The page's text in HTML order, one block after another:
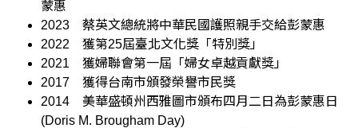
蒙惠
2023
蔡英文總統將中華民國護照親手交給彭蒙惠
2022
獲第25屆臺北文化獎「特別獎」
2021
獲婦聯會第一屆「婦女卓越貢獻獎」
2017
獲得台南市頒發榮譽市民獎
2014
美華盛頓州西雅圖市頒布四月二日為彭蒙惠日
(Doris M. Brougham Day)